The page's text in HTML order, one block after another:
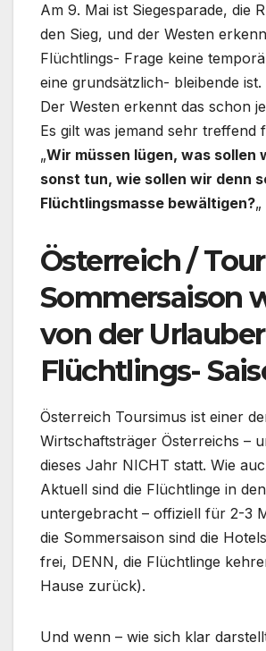
Am 9. Mai ist Siegesparade, die
den Sieg, und der Westen
Flüchtlings- Frage keine
eine grundsätzlich- bleibende ist.
Der Westen erkennt das schon
Es gilt was jemand sehr treffend
„Wir müssen lügen, was sollen
sonst tun, wie sollen wir denn
Flüchtlingsmasse bewältigen?„
Österreich /
Sommersaison
von der
Flüchtlings-
Österreich Toursimus ist einer
Wirtschaftsträger Österreichs –
dieses Jahr NICHT statt. Wie
Aktuell sind die Flüchtlinge in
untergebracht – offiziell für 2-3
die Sommersaison sind die
frei, DENN, die Flüchtlinge
Hause zurück).
Und wenn – wie sich klar